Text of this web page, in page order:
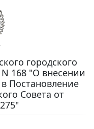
городского
N 168 "О внесении
Постановление
Совета от